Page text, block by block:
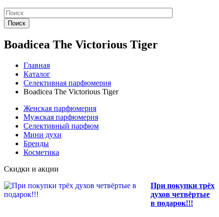
Поиск
Boadicea The Victorious Tiger
Главная
Каталог
Селективная парфюмерия
Boadicea The Victorious Tiger
Женская парфюмерия
Мужская парфюмерия
Селективный парфюм
Мини духи
Бренды
Косметика
Скидки и акции
При покупки трёх
духов четвёртые
в подарок!!!